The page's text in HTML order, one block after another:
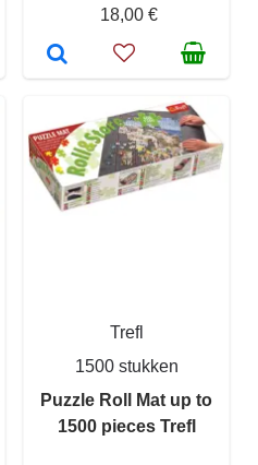
18,00 €
Trefl
1500 stukken
Puzzle Roll Mat up to
1500 pieces Trefl